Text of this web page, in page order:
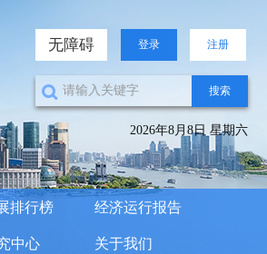
无障碍 登录 注册
搜索
2026年8月8日 星期六
排行榜 经济运行报告
中心 关于我们